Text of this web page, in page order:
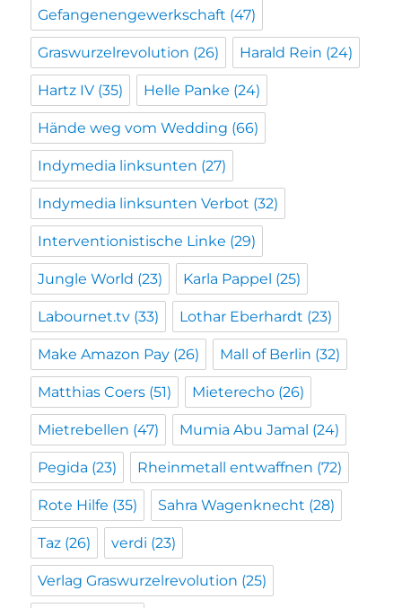
Gefangenengewerkschaft (47)
Graswurzelrevolution (26) Harald Rein (24)
Hartz IV (35) Helle Panke (24)
Hände weg vom Wedding (66)
Indymedia linksunten (27)
Indymedia linksunten Verbot (32)
Interventionistische Linke (29)
Jungle World (23) Karla Pappel (25)
Labournet.tv (33) Lothar Eberhardt (23)
Make Amazon Pay (26) Mall of Berlin (32)
Matthias Coers (51) Mieterecho (26)
Mietrebellen (47) Mumia Abu Jamal (24)
Pegida (23) Rheinmetall entwaffnen (72)
Rote Hilfe (35) Sahra Wagenknecht (28)
Taz (26) verdi (23)
Verlag Graswurzelrevolution (25)